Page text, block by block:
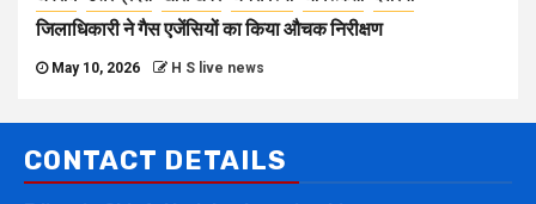
जिलाधिकारी ने गैस एजेंसियों का किया औचक निरीक्षण
May 10, 2026 H S live news
CONTACT DETAILS